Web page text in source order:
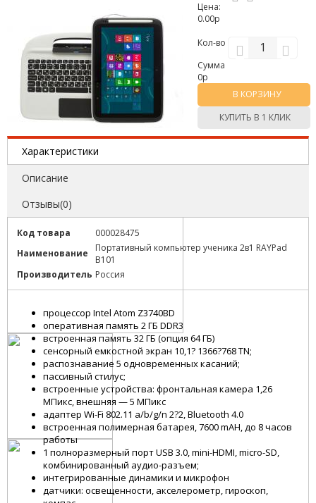
Цена:
0.00р
Кол-во
Сумма
0р
В КОРЗИНУ
КУПИТЬ В 1 КЛИК
Характеристики
Описание
Отзывы(0)
Код товара
000028475
Наименование
Портативный компьютер ученика 2в1 RAYPad
B101
Производитель Россия
процессор Intel Atom Z3740ВD
оперативная память 2 ГБ DDR3
встроенная память 32 ГБ (опция 64 ГБ)
сенсорный емкостной экран 10,1? 1366?768 TN;
распознавание 5 одновременных касаний;
пассивный стилус;
встроенные устройства: фронтальная камера 1,26
МПикс, внешняя — 5 МПикс
адаптер Wi-Fi 802.11 а/b/g/n 2?2, Bluetooth 4.0
встроенная полимерная батарея, 7600 mAH, до 8 часов
работы
1 полноразмерный порт USB 3.0, mini-HDMI, micro-SD,
комбинированный аудио-разъем;
интегрированные динамики и микрофон
датчики: освещенности, акселерометр, гироскоп,